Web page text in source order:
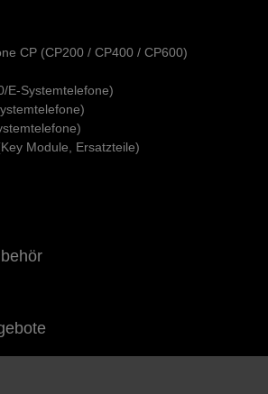
CP (CP200 / CP400 / CP600)
E-Systemtelefone)
Module, Ersatzteile)